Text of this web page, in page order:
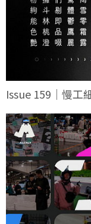
Issue 159｜慢工